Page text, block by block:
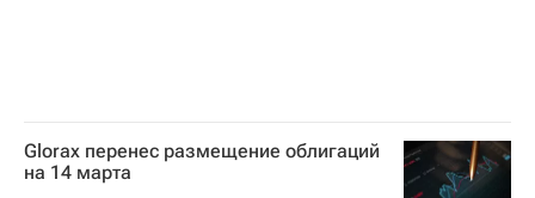
Glorax перенес размещение облигаций
на 14 марта